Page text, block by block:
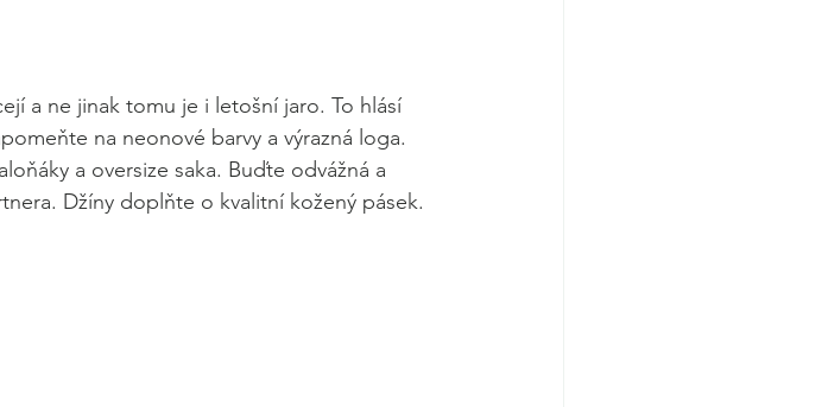
a ne jinak tomu je i letošní jaro. To hlásí
na neonové barvy a výrazná loga.
a oversize saka. Buďte odvážná a
Džíny doplňte o kvalitní kožený pásek.